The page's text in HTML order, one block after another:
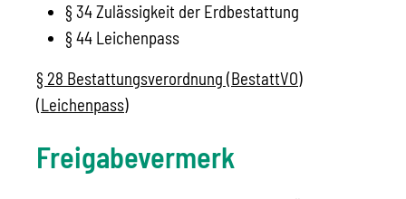
§ 34Zulässigkeit der Erdbestattung
§ 44 Leichenpass
§ 28 Bestattungsverordnung (BestattVO)
(Leichenpass)
Freigabevermerk